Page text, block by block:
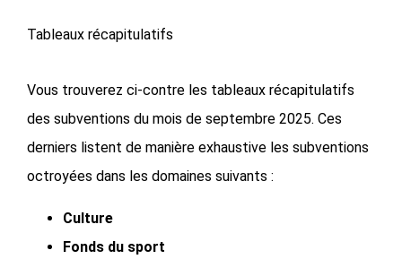
Tableaux récapitulatifs
Vous trouverez ci-contre les tableaux récapitulatifs
des subventions du mois de septembre 2025. Ces
derniers listent de manière exhaustive les subventions
octroyées dans les domaines suivants :
Culture
Fonds du sport